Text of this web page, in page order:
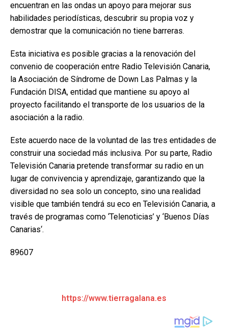
encuentran en las ondas un apoyo para mejorar sus
habilidades periodísticas, descubrir su propia voz y
demostrar que la comunicación no tiene barreras.
Esta iniciativa es posible gracias a la renovación del
convenio de cooperación entre Radio Televisión Canaria,
la Asociación de Síndrome de Down Las Palmas y la
Fundación DISA, entidad que mantiene su apoyo al
proyecto facilitando el transporte de los usuarios de la
asociación a la radio.
Este acuerdo nace de la voluntad de las tres entidades de
construir una sociedad más inclusiva. Por su parte, Radio
Televisión Canaria pretende transformar su radio en un
lugar de convivencia y aprendizaje, garantizando que la
diversidad no sea solo un concepto, sino una realidad
visible que también tendrá su eco en Televisión Canaria, a
través de programas como ‘Telenoticias’ y ‘Buenos Días
Canarias‘.
89607
https://www.tierragalana.es